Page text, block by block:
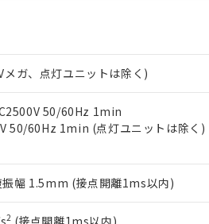
ガ、点灯ユニットは除く)
50/60Hz 1min
50/60Hz 1min (点灯ユニットは除く)
幅 1.5mm (接点開離1ms以内)
2 (接点開離1ms以内)
します。
物質）の非含有証明書
書（当社基準）
時点で非含有を証明するもので、過
フタル酸エステル類４物質の対応で
考欄に対応日を記載しておりました
品への在庫切替を完了していること
す。